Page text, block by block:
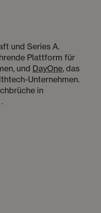
und Series A.
Plattform für
und DayOne, das
Unternehmen.
in